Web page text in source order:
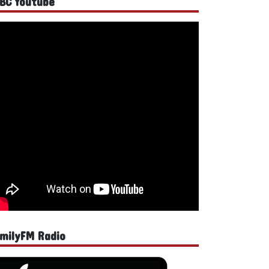
Radio